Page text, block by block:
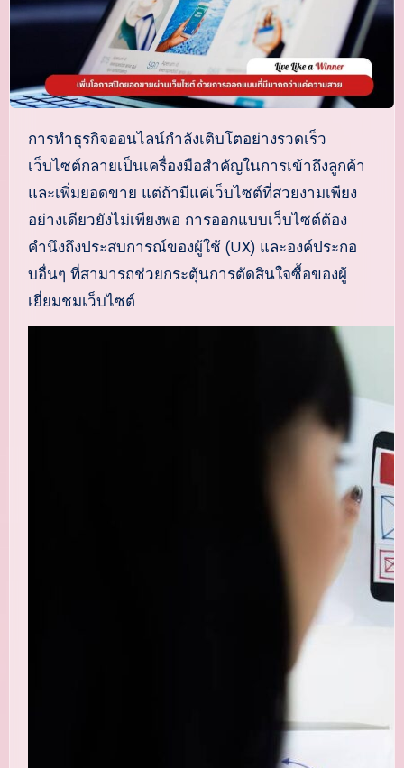
การทำธุรกิจออนไลน์กำลังเติบโตอย่างรวดเร็ว
เว็บไซต์กลายเป็นเครื่องมือสำคัญในการเข้าถึงลูกค้า
และเพิ่มยอดขาย แต่ถ้ามีแค่เว็บไซต์ที่สวยงามเพียง
อย่างเดียวยังไม่เพียงพอ การออกแบบเว็บไซต์ต้อง
คำนึงถึงประสบการณ์ของผู้ใช้ (UX) และองค์ประกอ
บอื่นๆ ที่สามารถช่วยกระตุ้นการตัดสินใจซื้อของผู้
เยี่ยมชมเว็บไซต์